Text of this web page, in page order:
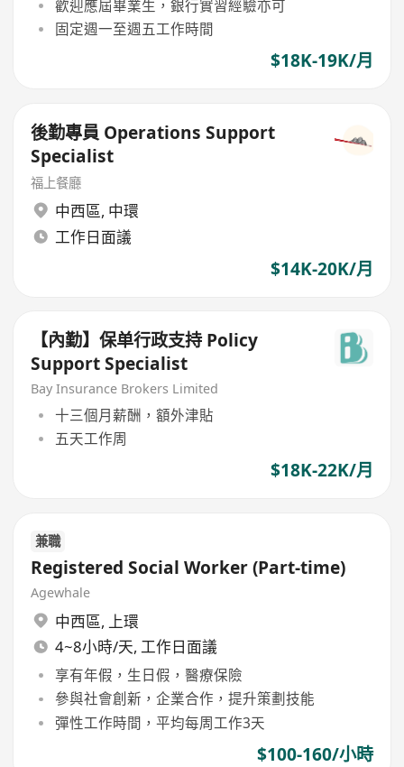
歡迎應屆畢業生，銀行實習經驗亦可
固定週一至週五工作時間
$18K-19K/月
後勤專員 Operations Support
Specialist
​福上餐廳
中西區, 中環
工作日面議
$14K-20K/月
【內勤】保单行政支持 Policy
Support Specialist
Bay Insurance Brokers Limited
十三個月薪酬，額外津貼
五天工作周
$18K-22K/月
兼職
Registered Social Worker (Part-time)
Agewhale
中西區, 上環
4~8小時/天, 工作日面議
享有年假，生日假，醫療保險
參與社會創新，企業合作，提升策劃技能
彈性工作時間，平均每周工作3天
$100-160/小時